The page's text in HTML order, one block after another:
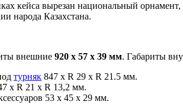
кейса вырезан национальный
народа Казахстана.
внешние 920 х 57 х 39 мм. Габариты
турняк 847 х R 29 х R 21.5 мм.
х R 21 х R 13,2 мм.
53 х 45 х 29 мм.